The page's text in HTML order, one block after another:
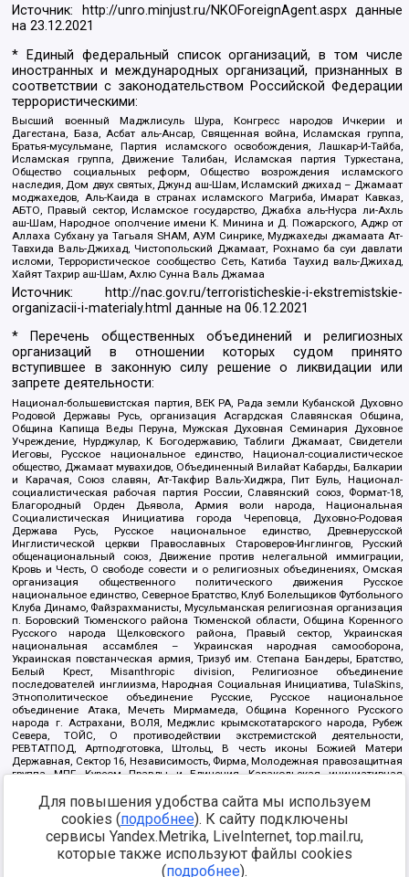
Источник: http://unro.minjust.ru/NKOForeignAgent.aspxданные
на23.12.2021
* Единый федеральный список организаций, в том числе
иностранных и международных организаций, признанных в
соответствии с законодательством Российской Федерации
террористическими:
Высший военный Маджлисуль Шура, Конгресс народов Ичкерии и
Дагестана, База, Асбат аль-Ансар, Священная война, Исламская группа,
Братья-мусульмане, Партия исламского освобождения, Лашкар-И-Тайба,
Исламская группа, Движение Талибан, Исламская партия Туркестана,
Общество социальных реформ, Общество возрождения исламского
наследия, Дом двух святых, Джунд аш-Шам, Исламский джихад – Джамаат
моджахедов, Аль-Каида в странах исламского Магриба, Имарат Кавказ,
АБТО, Правый сектор, Исламское государство, Джабха аль-Нусра ли-Ахль
аш-Шам, Народное ополчение имени К. Минина и Д. Пожарского, Аджр от
Аллаха Субхану уа Тагьаля SHAM, АУМ Синрике, Муджахеды джамаата Ат-
Тавхида Валь-Джихад, Чистопольский Джамаат, Рохнамо ба суи давлати
исломи, Террористическое сообщество Сеть, Катиба Таухид валь-Джихад,
Хайят Тахрир аш-Шам, Ахлю Сунна Валь Джамаа
Источник:
http://nac.gov.ru/terroristicheskie-i-ekstremistskie-
organizacii-i-materialy.html данные на06.12.2021
* Перечень общественных объединений и религиозных
организаций в отношении которых судом принято
вступившее в законную силу решение о ликвидации или
запрете деятельности:
Национал-большевистская партия, ВЕК РА, Рада земли Кубанской Духовно
Родовой Державы Русь, организация Асгардская Славянская Община,
Община Капища Веды Перуна, Мужская Духовная Семинария Духовное
Учреждение, Нурджулар, К Богодержавию, Таблиги Джамаат, Свидетели
Иеговы, Русское национальное единство, Национал-социалистическое
общество, Джамаат мувахидов, Объединенный Вилайат Кабарды, Балкарии
и Карачая, Союз славян, Ат-Такфир Валь-Хиджра, Пит Буль, Национал-
социалистическая рабочая партия России, Славянский союз, Формат-18,
Благородный Орден Дьявола, Армия воли народа, Национальная
Социалистическая Инициатива города Череповца, Духовно-Родовая
Держава Русь, Русское национальное единство, Древнерусской
Инглистической церкви Православных Староверов-Инглингов, Русский
общенациональный союз, Движение против нелегальной иммиграции,
Кровь и Честь, О свободе совести и о религиозных объединениях, Омская
организация общественного политического движения Русское
национальное единство, Северное Братство, Клуб Болельщиков Футбольного
Клуба Динамо, Файзрахманисты, Мусульманская религиозная организация
п. Боровский Тюменского района Тюменской области, Община Коренного
Русского народа Щелковского района, Правый сектор, Украинская
национальная ассамблея – Украинская народная самооборона,
Украинская повстанческая армия, Тризуб им. Степана Бандеры, Братство,
Белый Крест, Misanthropic division, Религиозное объединение
последователей инглиизма, Народная Социальная Инициатива, TulaSkins,
Этнополитическое объединение Русские, Русское национальное
объединение Атака, Мечеть Мирмамеда, Община Коренного Русского
народа г. Астрахани, ВОЛЯ, Меджлис крымскотатарского народа, Рубеж
Севера, ТОЙС, О противодействии экстремистской деятельности,
РЕВТАТПОД, Артподготовка, Штольц, В честь иконы Божией Матери
Державная, Сектор 16, Независимость, Фирма, Молодежная правозащитная
группа МПГ, Курсом Правды и Единения, Каракольская инициативная
Благотворительный пансионат Ак Умут, Русская республика Русь,
Арестантское уголовное единство, Башкорт, Нация и свобода, W.H.С., Фалунь
Дафа, Иртыш Ultras, Русский Патриотический клуб-Новокузнецк/РПК,
Сибирский державный союз, Фонд борьбы с коррупцией, Фонд защиты прав
граждан, Штабы Навального, Совет граждан СССР Прикубанского округа г.
Краснодара
Для повышения удобства сайта мы используем
cookies (подробнее). К сайту подключены
сервисы Yandex.Metrika, LiveInternet, top.mail.ru,
которые также используют файлы cookies
(подробнее).